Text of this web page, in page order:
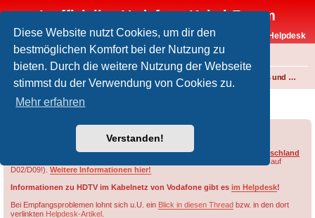
Diese Website nutzt Cookies, um dir den
bestmöglichen Komfort bei der Nutzung zu
bieten. Durch die weitere Nutzung der Webseite
stimmst du der Verwendung von Cookies zu.
Mehr erfahren
Verstanden!
Inoffizielles Vodafone-Kabel-Forum
Vodafone-Kabel-Helpdesk
FAQ
Foren-Übersicht Fernsehen und Radio über Kabel Kabelanschluss und Vodafone Basic TV
Kabelanschluss und Vodafone Basic TV
Die HD-Sender von RTL werden im Netzbereich von ehem.
Vodafone Deutschland
freigeschaltet (nicht auf
D02/D09!). Weitere Informationen hier!
Informationen zu HDTV im Kabelnetz von Vodafone gibt es im Helpdesk!
Bei Empfangsproblemen lohnt sich u.U. ein Blick in diesen Thread bzw. in den dort
verlinkten Helpdesk-Artikel